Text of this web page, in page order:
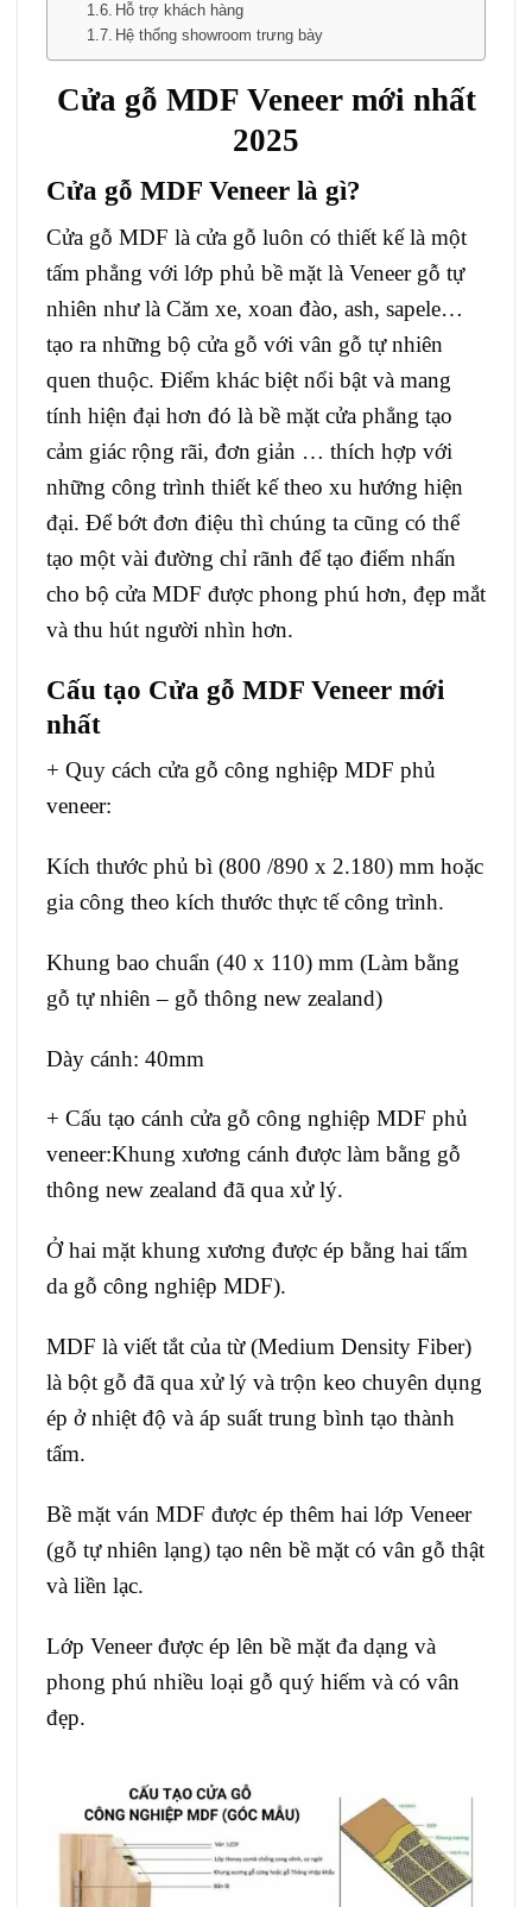
Hỗ trợ khách hàng
Hệ thống showroom trưng bày
Cửa gỗ MDF Veneermới nhất
2025
Cửa gỗ MDF Veneer là gì?
Cửa gỗ MDF là cửa gỗ luôn có thiết kế là một
tấm phẳng với lớp phủ bề mặt là Veneer gỗ tự
nhiên như là Căm xe, xoan đào, ash, sapele…
tạo ra những bộ cửa gỗ với vân gỗ tự nhiên
quen thuộc. Điểm khác biệt nổi bật và mang
tính hiện đại hơn đó là bề mặt cửa phẳng tạo
cảm giác rộng rãi, đơn giản … thích hợp với
những công trình thiết kế theo xu hướng hiện
đại. Để bớt đơn điệu thì chúng ta cũng có thể
tạo một vài đường chỉ rãnh để tạo điểm nhấn
cho bộ cửa MDF được phong phú hơn, đẹp mắt
và thu hút người nhìn hơn.
Cấu tạo Cửa gỗ MDF Veneer mới
nhất
+ Quy cách cửa gỗ công nghiệp MDF phủ
veneer:
Kích thước phủ bì (800 /890 x 2.180) mm hoặc
gia công theo kích thước thực tế công trình.
Khung bao chuẩn (40 x 110) mm (Làm bằng
gỗ tự nhiên – gỗ thông new zealand)
Dày cánh: 40mm
+ Cấu tạo cánh cửa gỗ công nghiệp MDF phủ
veneer:Khung xương cánh được làm bằng gỗ
thông new zealand đã qua xử lý.
Ở hai mặt khung xương được ép bằng hai tấm
da gỗ công nghiệp MDF).
MDF là viết tắt của từ (Medium Density Fiber)
là bột gỗ đã qua xử lý và trộn keo chuyên dụng
ép ở nhiệt độ và áp suất trung bình tạo thành
tấm.
Bề mặt ván MDF được ép thêm hai lớp Veneer
(gỗ tự nhiên lạng) tạo nên bề mặt có vân gỗ thật
và liền lạc.
Lớp Veneer được ép lên bề mặt đa dạng và
phong phú nhiều loại gỗ quý hiếm và có vân
đẹp.